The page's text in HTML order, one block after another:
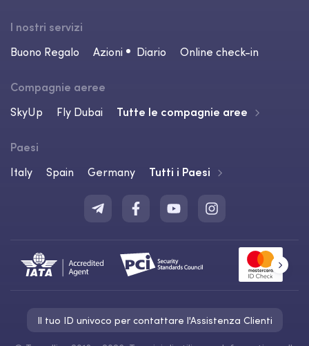
I nostri servizi
Buono Regalo
Azioni Diario Online check-in
Compagnie aeree
SkyUp
Fly Dubai Tutte le compagnie aree
Paesi
Italy
Spain Germany Tutti i Paesi
Il tuo ID univoco per contattare l'Assistenza Clienti